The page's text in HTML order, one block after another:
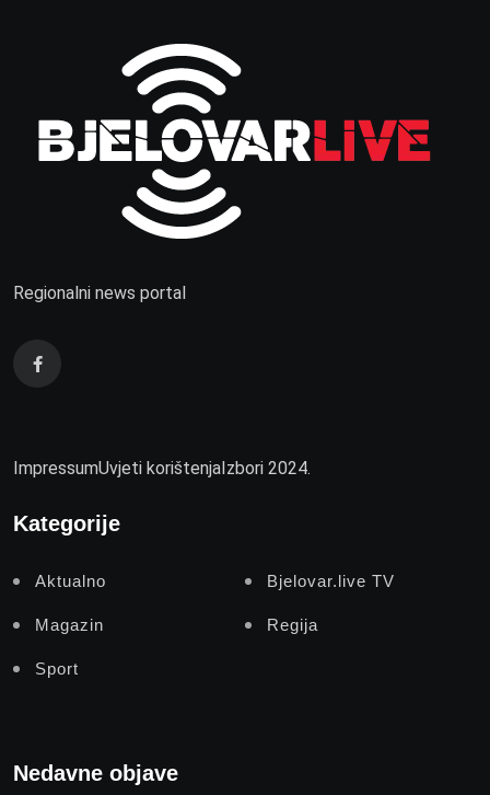
Regionalni news portal
ImpressumUvjeti korištenja Izbori 2024.
Kategorije
Aktualno Bjelovar.live TV
Magazin Regija
Sport
Nedavne objave